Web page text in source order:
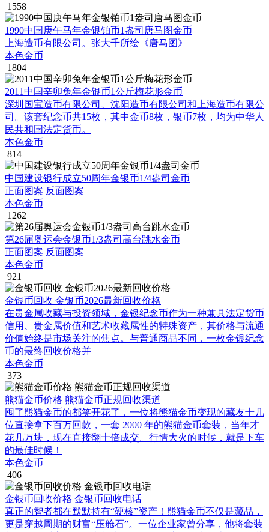
1558
1990中国庚午马年金银铂币1盎司唐马图金币
上海造币有限公司。张大千所绘《唐马图》
本色金币
1804
2011中国辛卯兔年金银币1公斤梅花形金币
深圳国宝造币有限公司、沈阳造币有限公司和上海造币有限公
司。该套纪念币共15枚，其中金币8枚，银币7枚，均为中华人
民共和国法定货币。
本色金币
814
中国建设银行成立50周年金银币1/4盎司金币
正面图案 反面图案
本色金币
1262
第26届奥运会金银币1/3盎司高台跳水金币
正面图案 反面图案
本色金币
921
金银币回收 金银币2026最新回收价格
在贵金属收藏与投资领域，金银纪念币作为一种兼具法定货币
信用、贵金属价值和艺术收藏属性的特殊资产，其价格与流通
价值始终是市场关注的焦点。与普通商品不同，一枚金银纪念
币的最终回收价格并
本色金币
373
熊猫金币价格 熊猫金币正规回收渠道
囤了熊猫金币的都笑开花了，一位将熊猫金币变现的藏友十几
位直接拿下百万回款，一套 2000 年的熊猫金币套装，当年才
花几万块，现在直接翻十倍成交。行情大火的时候，就是下车
的最佳时候！
本色金币
406
金银币回收价格 金银币回收电话
真正的智者都在默默持有“硬核”资产！熊猫金币不仅是藏品，
更是穿越周期的财富“压舱石”。一位企业家曾分享，他将套装